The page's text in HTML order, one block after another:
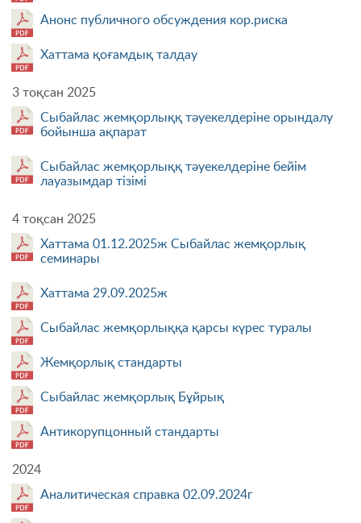
Анонс публичного обсуждения кор.риска
Хаттама қоғамдық талдау
3 тоқсан 2025
Сыбайлас жемқорлыққ тәуекелдеріне орындалу
бойынша ақпарат
Сыбайлас жемқорлыққ тәуекелдеріне бейім
лауазымдар тізімі
4 тоқсан 2025
Хаттама 01.12.2025ж Сыбайлас жемқорлық
семинары
Хаттама 29.09.2025ж
Сыбайлас жемқорлыққа қарсы күрес туралы
Жемқорлық стандарты
Сыбайлас жемқорлық Бұйрық
Антикорупцонный стандарты
2024
Аналитическая справка 02.09.2024г